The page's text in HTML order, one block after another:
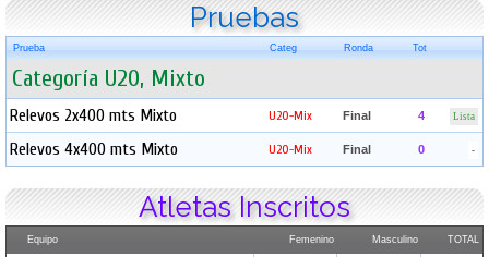
Pruebas
Prueba Categ Ronda Tot
Categoría U20, Mixto
Relevos 2x400 mts Mixto U20-Mix Final 4 Lista
Relevos 4x400 mts Mixto U20-Mix Final 0 -
Atletas Inscritos
Equipo Femenino Masculino TOTAL